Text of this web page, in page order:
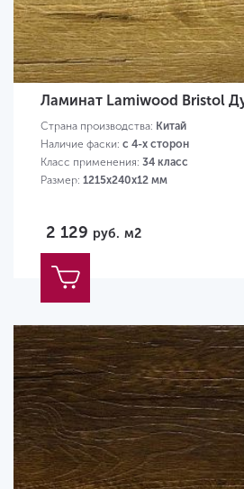
Ламинат Lamiwood Bristol
Страна производства: Китай
Наличие фаски: с 4-х сторон
Класс применения: 34 класс
Размер: 1215х240х12 мм
2 129 руб. м2